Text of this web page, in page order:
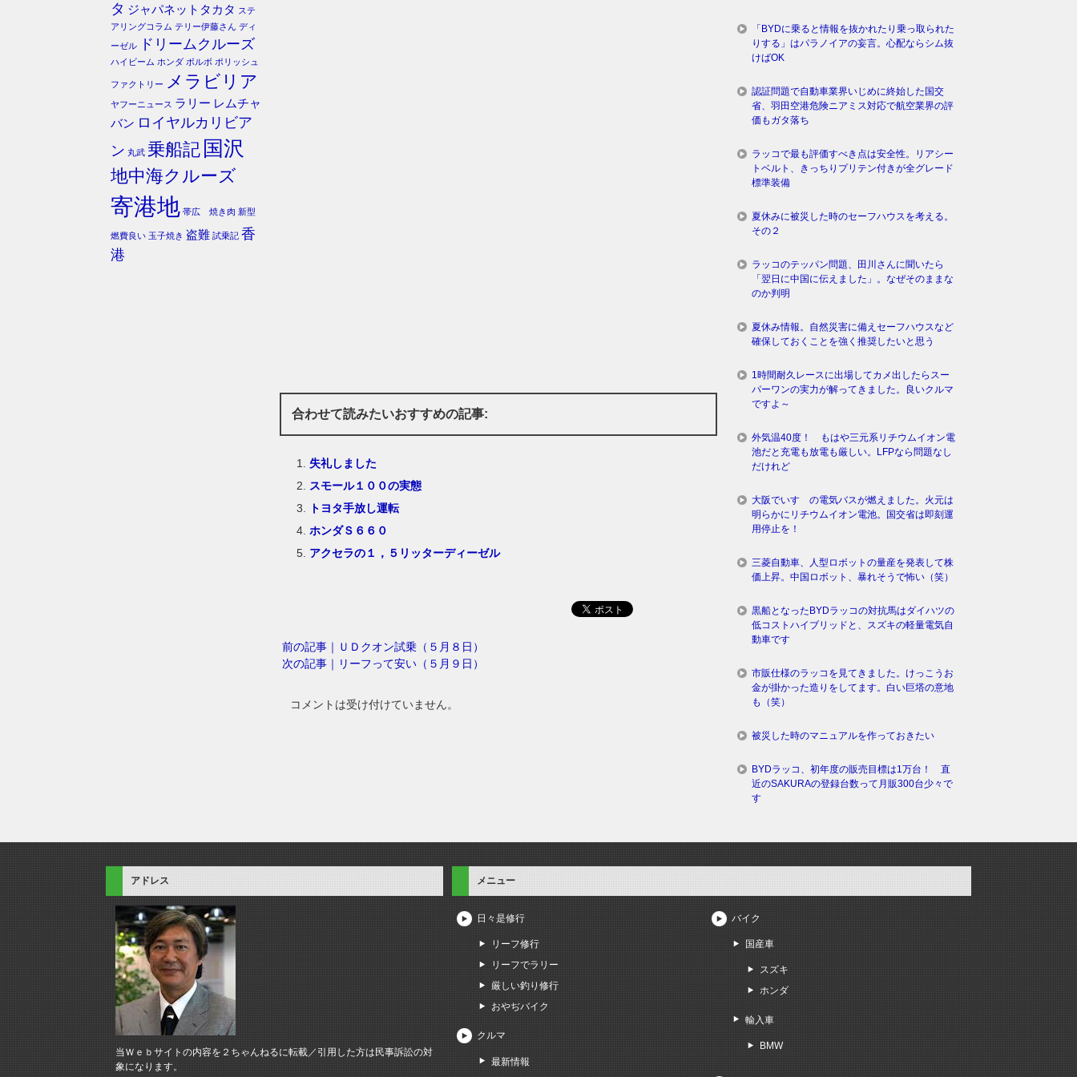
合わせて読みたいおすすめの記事:
失礼しました
スモール１００の実態
トヨタ手放し運転
ホンダＳ６６０
アクセラの１，５リッターディーゼル
前の記事｜ＵＤクオン試乗（５月８日）
次の記事｜リーフって安い（５月９日）
コメントは受け付けていません。
タ ジャパネットタカタ ステ
アリングコラム テリー伊藤さん ディ
ーゼル
ドリームクルーズ
ハイビーム ホンダ ボルボ ポリッシュ
ファクトリー メラビリア
ヤフーニュース ラリー レムチャ
バン ロイヤルカリビア
ン 丸武 乗船記 国沢
地中海クルーズ
寄港地 帯広 焼き肉 新型
燃費良い 玉子焼き 盗難 試乗記 香
港
「BYDに乗ると情報を抜かれたり乗っ取られた
りする」はパラノイアの妄言。心配ならシム抜
けばOK
認証問題で自動車業界いじめに終始した国交
省、羽田空港危険ニアミス対応で航空業界の評
価もガタ落ち
ラッコで最も評価すべき点は安全性。リアシー
トベルト、きっちりプリテン付きが全グレード
標準装備
夏休みに被災した時のセーフハウスを考える。
その２
ラッコのテッパン問題、田川さんに聞いたら
「翌日に中国に伝えました」。なぜそのままな
のか判明
夏休み情報。自然災害に備えセーフハウスなど
確保しておくことを強く推奨したいと思う
1時間耐久レースに出場してカメ出したらスー
パーワンの実力が解ってきました。良いクルマ
ですよ～
外気温40度！ もはや三元系リチウムイオン電
池だと充電も放電も厳しい。LFPなら問題なし
だけれど
大阪でいすゞの電気バスが燃えました。火元は
明らかにリチウムイオン電池。国交省は即刻運
用停止を！
三菱自動車、人型ロボットの量産を発表して株
価上昇。中国ロボット、暴れそうで怖い（笑）
黒船となったBYDラッコの対抗馬はダイハツの
低コストハイブリッドと、スズキの軽量電気自
動車です
市販仕様のラッコを見てきました。けっこうお
金が掛かった造りをしてます。白い巨塔の意地
も（笑）
被災した時のマニュアルを作っておきたい
BYDラッコ、初年度の販売目標は1万台！ 直
近のSAKURAの登録台数って月販300台少々で
す
アドレス
当Ｗｅｂサイトの内容を２ちゃんねるに転載／引用した方は民事訴訟の対
象になります。
メニュー
日々是修行
リーフ修行
リーフでラリー
厳しい釣り修行
おやぢバイク
クルマ
最新情報
バイク
国産車
スズキ
ホンダ
輸入車
BMW